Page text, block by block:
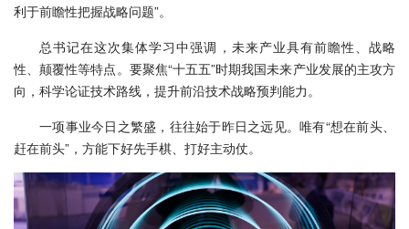
利于前瞻性把握战略问题”。
总书记在这次集体学习中强调，未来产业具有前瞻性、战略
性、颠覆性等特点。要聚焦“十五五”时期我国未来产业发展的主攻方
向，科学论证技术路线，提升前沿技术战略预判能力。
一项事业今日之繁盛，往往始于昨日之远见。唯有“想在前头、
赶在前头”，方能下好先手棋、打好主动仗。